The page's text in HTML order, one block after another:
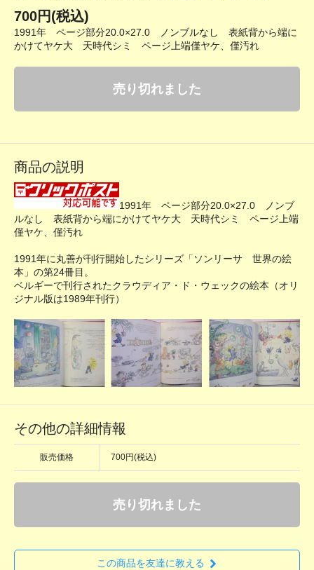
700円(税込)
1991年 ページ部分20.0×27.0 ノンブルなし 表紙背から端に
かけてヤケ大 天時代シミ ページ上端僅ヤケ、僅汚れ
売り切れました
商品の説明
1991年 ページ部分20.0×27.0 ノンブ
ルなし 表紙背から端にかけてヤケ大 天時代シミ ページ上端
僅ヤケ、僅汚れ
1991年に丸善が刊行開始したシリーズ「ソンリーサ 世界の絵
本」の第24冊目。
ベルギーで刊行されたクラウディア・ド・ウェックの絵本（オリ
ジナル版は1989年刊行）
その他の詳細情報
販売価格 700円(税込)
売り切れました
この商品を友達に教える